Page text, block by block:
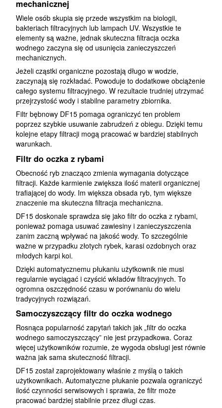
mechanicznej
Wiele osób skupia się przede wszystkim na biologii,
bakteriach filtracyjnych lub lampach UV. Wszystkie te
elementy są ważne, jednak skuteczna filtracja oczka
wodnego zaczyna się od usunięcia zanieczyszczeń
mechanicznych.
Jeżeli cząstki organiczne pozostają długo w wodzie,
zaczynają się rozkładać. Powoduje to dodatkowe obciążenie
całego systemu filtracyjnego. W rezultacie trudniej utrzymać
przejrzystość wody i stabilne parametry zbiornika.
Filtr bębnowy DF15 pomaga ograniczyć ten problem
poprzez szybkie usuwanie zabrudzeń z obiegu. Dzięki temu
kolejne etapy filtracji mogą pracować w bardziej stabilnych
warunkach.
Filtr do oczka z rybami
Obecność ryb znacząco zmienia wymagania dotyczące
filtracji. Każde karmienie zwiększa ilość materii organicznej
trafiającej do wody. Im większa obsada ryb, tym większe
znaczenie ma skuteczna filtracja mechaniczna.
DF15 doskonale sprawdza się jako filtr do oczka z rybami,
ponieważ pomaga usuwać zawiesiny i zanieczyszczenia
zanim zaczną wpływać na jakość wody. To szczególnie
ważne w przypadku złotych rybek, karasi ozdobnych oraz
młodych karpi koi.
Dzięki automatycznemu płukaniu użytkownik nie musi
regularnie wyciągać i czyścić wkładów filtracyjnych. To
ogromna oszczędność czasu w porównaniu do wielu
tradycyjnych rozwiązań.
Samoczyszczący filtr do oczka wodnego
Rosnąca popularność zapytań takich jak „filtr do oczka
wodnego samoczyszczący” nie jest przypadkowa. Coraz
więcej użytkowników rozumie, że wygoda obsługi jest równie
ważna jak sama skuteczność filtracji.
DF15 został zaprojektowany właśnie z myślą o takich
użytkownikach. Automatyczne płukanie pozwala ograniczyć
ilość czynności serwisowych i sprawia, że filtr może
pracować bardziej stabilnie przez długi czas.